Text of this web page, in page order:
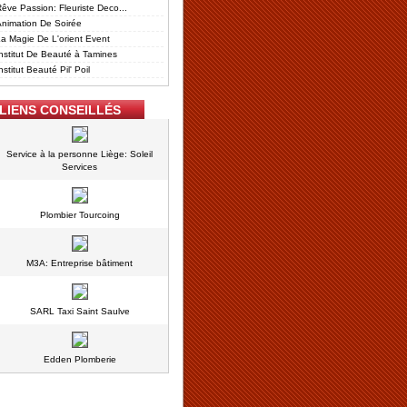
Passion: Fleuriste Deco...
De Soirée
Magie De L'orient Event
De Beauté à Tamines
Beauté Pil' Poil
LIENS CONSEILLÉS
Service à la personne Liège: Soleil
Services
Plombier Tourcoing
M3A: Entreprise bâtiment
SARL Taxi Saint Saulve
Edden Plomberie